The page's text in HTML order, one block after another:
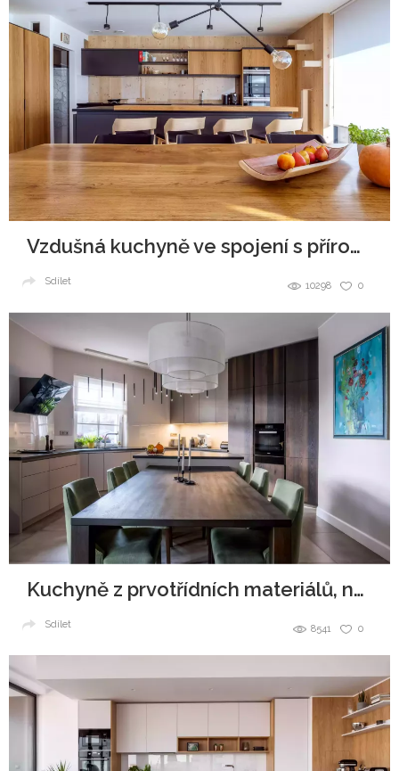
Vzdušná kuchyně ve spojení s přírodou
0
10298
Sdílet
Kuchyně z prvotřídních materiálů, navždy jako nová
0
8541
Sdílet